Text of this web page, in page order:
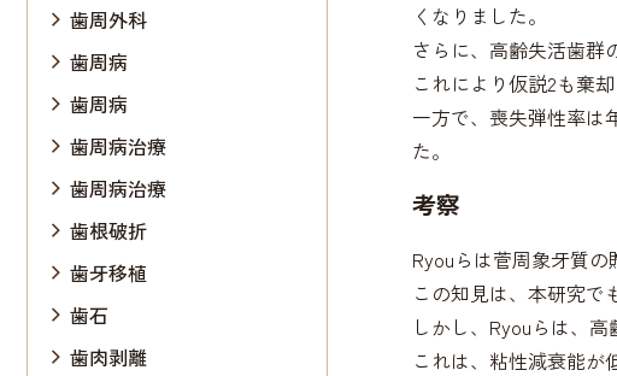
くなりました。
さらに、高齢失活歯群
これにより仮説2も棄却
一方で、喪失弾性率は
た。
考察
Ryouらは菅周象牙質
この知見は、本研究で
しかし、Ryouらは、
これは、粘性減衰能が
歯周外科
歯周病
歯周病
歯周病治療
歯周病治療
歯根破折
歯牙移植
歯石
歯肉剥離